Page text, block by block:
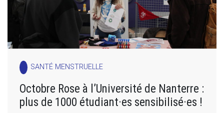
SANTÉ MENSTRUELLE
Octobre Rose à l’Université de Nanterre :
plus de 1000 étudiant·es sensibilisé·es !